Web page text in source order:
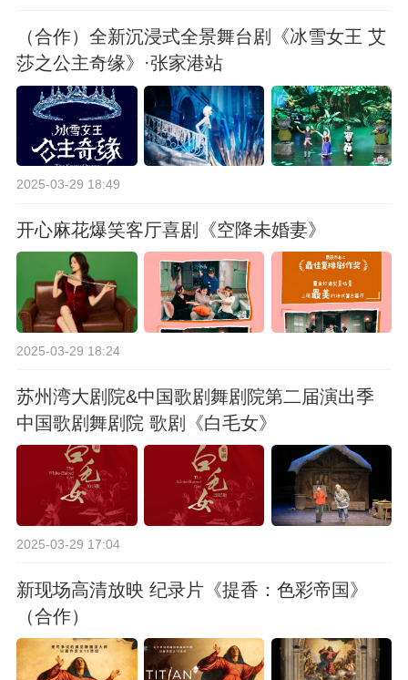
（合作）全新沉浸式全景舞台剧《冰雪女王 艾
莎之公主奇缘》·张家港站
2025-03-29 18:49
开心麻花爆笑客厅喜剧《空降未婚妻》
2025-03-29 18:24
苏州湾大剧院&中国歌剧舞剧院第二届演出季
中国歌剧舞剧院 歌剧《白毛女》
2025-03-29 17:04
新现场高清放映 纪录片《提香：色彩帝国》
（合作）